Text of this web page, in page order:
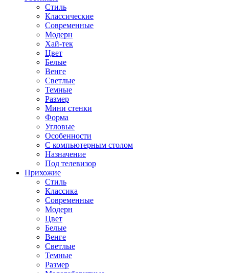
Стиль
Классические
Современные
Модерн
Хай-тек
Цвет
Белые
Венге
Светлые
Темные
Размер
Мини стенки
Форма
Угловые
Особенности
С компьютерным столом
Назначение
Под телевизор
Прихожие
Стиль
Классика
Современные
Модерн
Цвет
Белые
Венге
Светлые
Темные
Размер